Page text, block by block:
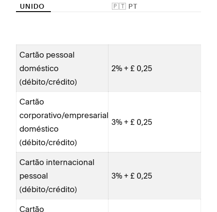
UNIDO
🇵🇹 PT
Cartão pessoal
doméstico
(débito/crédito)
2% + £ 0,25
Cartão
corporativo/empresarial
doméstico
(débito/crédito)
3% + £ 0,25
Cartão internacional
pessoal
(débito/crédito)
3% + £ 0,25
Cartão